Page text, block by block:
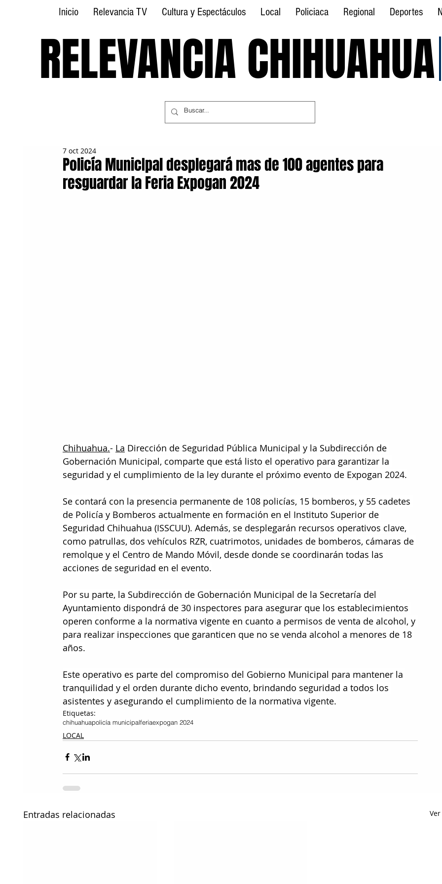
Inicio Relevancia TV Cultura y Espectáculos Local Policiaca Regional Deportes
RELEVANCIA CHIHUAHUA
RELEVANCIA CHIHUAHUA
Policía MunicIpal desplegará mas de 100 agentes para
resguardar la Feria Expogan 2024
7 oct 2024
Chihuahua.- La Dirección de Seguridad Pública Municipal y la Subdirección de
Gobernación Municipal, comparte que está listo el operativo para garantizar la
seguridad y el cumplimiento de la ley durante el próximo evento de Expogan 2024.
Se contará con la presencia permanente de 108 policías, 15 bomberos, y 55 cadetes
de Policía y Bomberos actualmente en formación en el Instituto Superior de
Seguridad Chihuahua (ISSCUU). Además, se desplegarán recursos operativos clave,
como patrullas, dos vehículos RZR, cuatrimotos, unidades de bomberos, cámaras de
remolque y el Centro de Mando Móvil, desde donde se coordinarán todas las
acciones de seguridad en el evento.
Por su parte, la Subdirección de Gobernación Municipal de la Secretaría del
Ayuntamiento dispondrá de 30 inspectores para asegurar que los establecimientos
operen conforme a la normativa vigente en cuanto a permisos de venta de alcohol, y
para realizar inspecciones que garanticen que no se venda alcohol a menores de 18
años.
Este operativo es parte del compromiso del Gobierno Municipal para mantener la
tranquilidad y el orden durante dicho evento, brindando seguridad a todos los
asistentes y asegurando el cumplimiento de la normativa vigente.
Etiquetas:
chihuahuapolicía municipalferiaexpogan 2024
LOCAL
Entradas relacionadas